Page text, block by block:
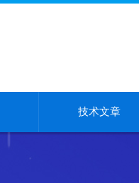
技术文章